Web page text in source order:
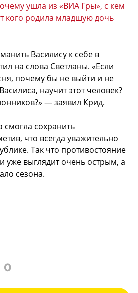
ушла из «ВИА Гры», с кем
кого родила младшую дочь
Василису к себе в
на слова Светланы. «Если
почему бы не выйти и не
научит этот человек?
— заявил Крид.
смогла сохранить
что всегда уважительно
Так что противостояние
уже выглядит очень острым, а
сезона.
0